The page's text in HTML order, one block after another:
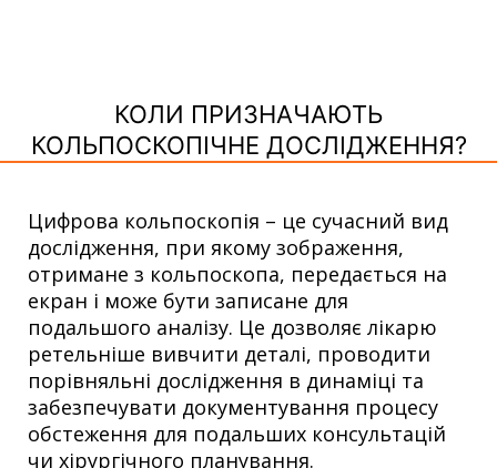
КОЛИ ПРИЗНАЧАЮТЬ
КОЛЬПОСКОПІЧНЕ ДОСЛІДЖЕННЯ?
Цифрова кольпоскопія – це сучасний вид
дослідження, при якому зображення,
отримане з кольпоскопа, передається на
екран і може бути записане для
подальшого аналізу. Це дозволяє лікарю
ретельніше вивчити деталі, проводити
порівняльні дослідження в динаміці та
забезпечувати документування процесу
обстеження для подальших консультацій
чи хірургічного планування.